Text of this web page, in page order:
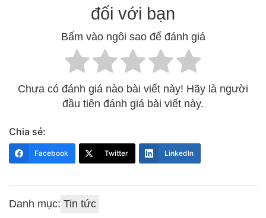
đối với bạn
Bấm vào ngôi sao để đánh giá
Chưa có đánh giá nào bài viết này! Hãy là người
đầu tiên đánh giá bài viết này.
Chia sẻ:
Facebook Twitter LinkedIn
Danh mục: Tin tức